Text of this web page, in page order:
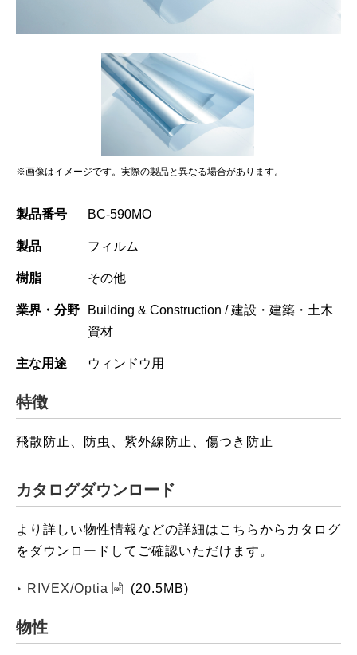
※画像はイメージです。実際の製品と異なる場合があります。
製品番号 BC-590MO
製品 フィルム
樹脂 その他
業界・分野
Building & Construction / 建設・建築・土木
資材
主な用途 ウィンドウ用
特徴
飛散防止、防虫、紫外線防止、傷つき防止
カタログダウンロード
より詳しい物性情報などの詳細はこちらからカタログ
をダウンロードしてご確認いただけます。
RIVEX/Optia (20.5MB)
物性